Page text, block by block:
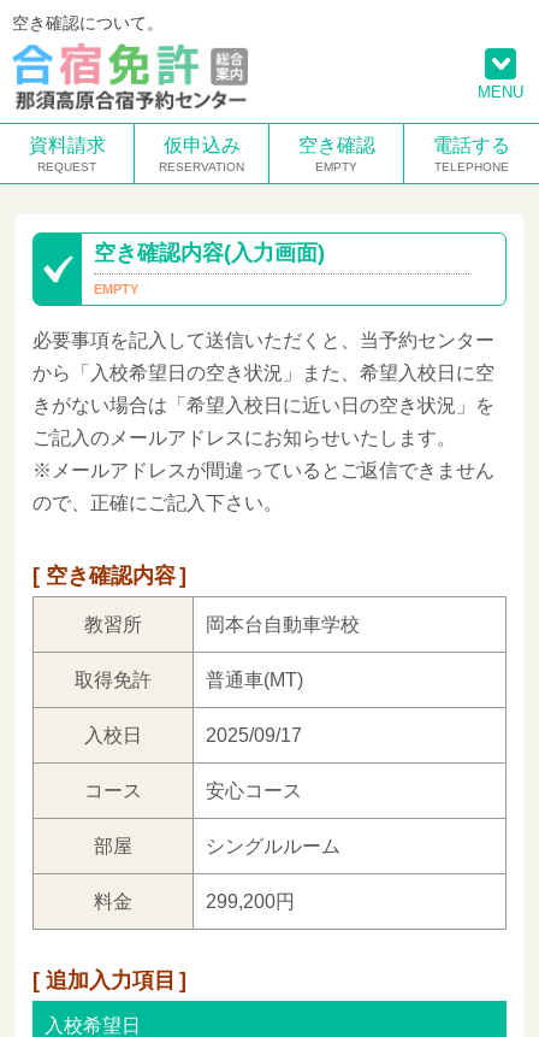
空き確認について。
資料請求 仮申込み 空き確認 電話する
空き確認内容(入力画面)
必要事項を記入して送信いただくと、当予約センター
から「入校希望日の空き状況」また、希望入校日に空
きがない場合は「希望入校日に近い日の空き状況」を
ご記入のメールアドレスにお知らせいたします。
※メールアドレスが間違っているとご返信できません
ので、正確にご記入下さい。
空き確認内容
教習所 岡本台自動車学校
取得免許 普通車(MT)
入校日 2025/09/17
コース 安心コース
部屋 シングルルーム
料金 299,200円
追加入力項目
入校希望日
MENU